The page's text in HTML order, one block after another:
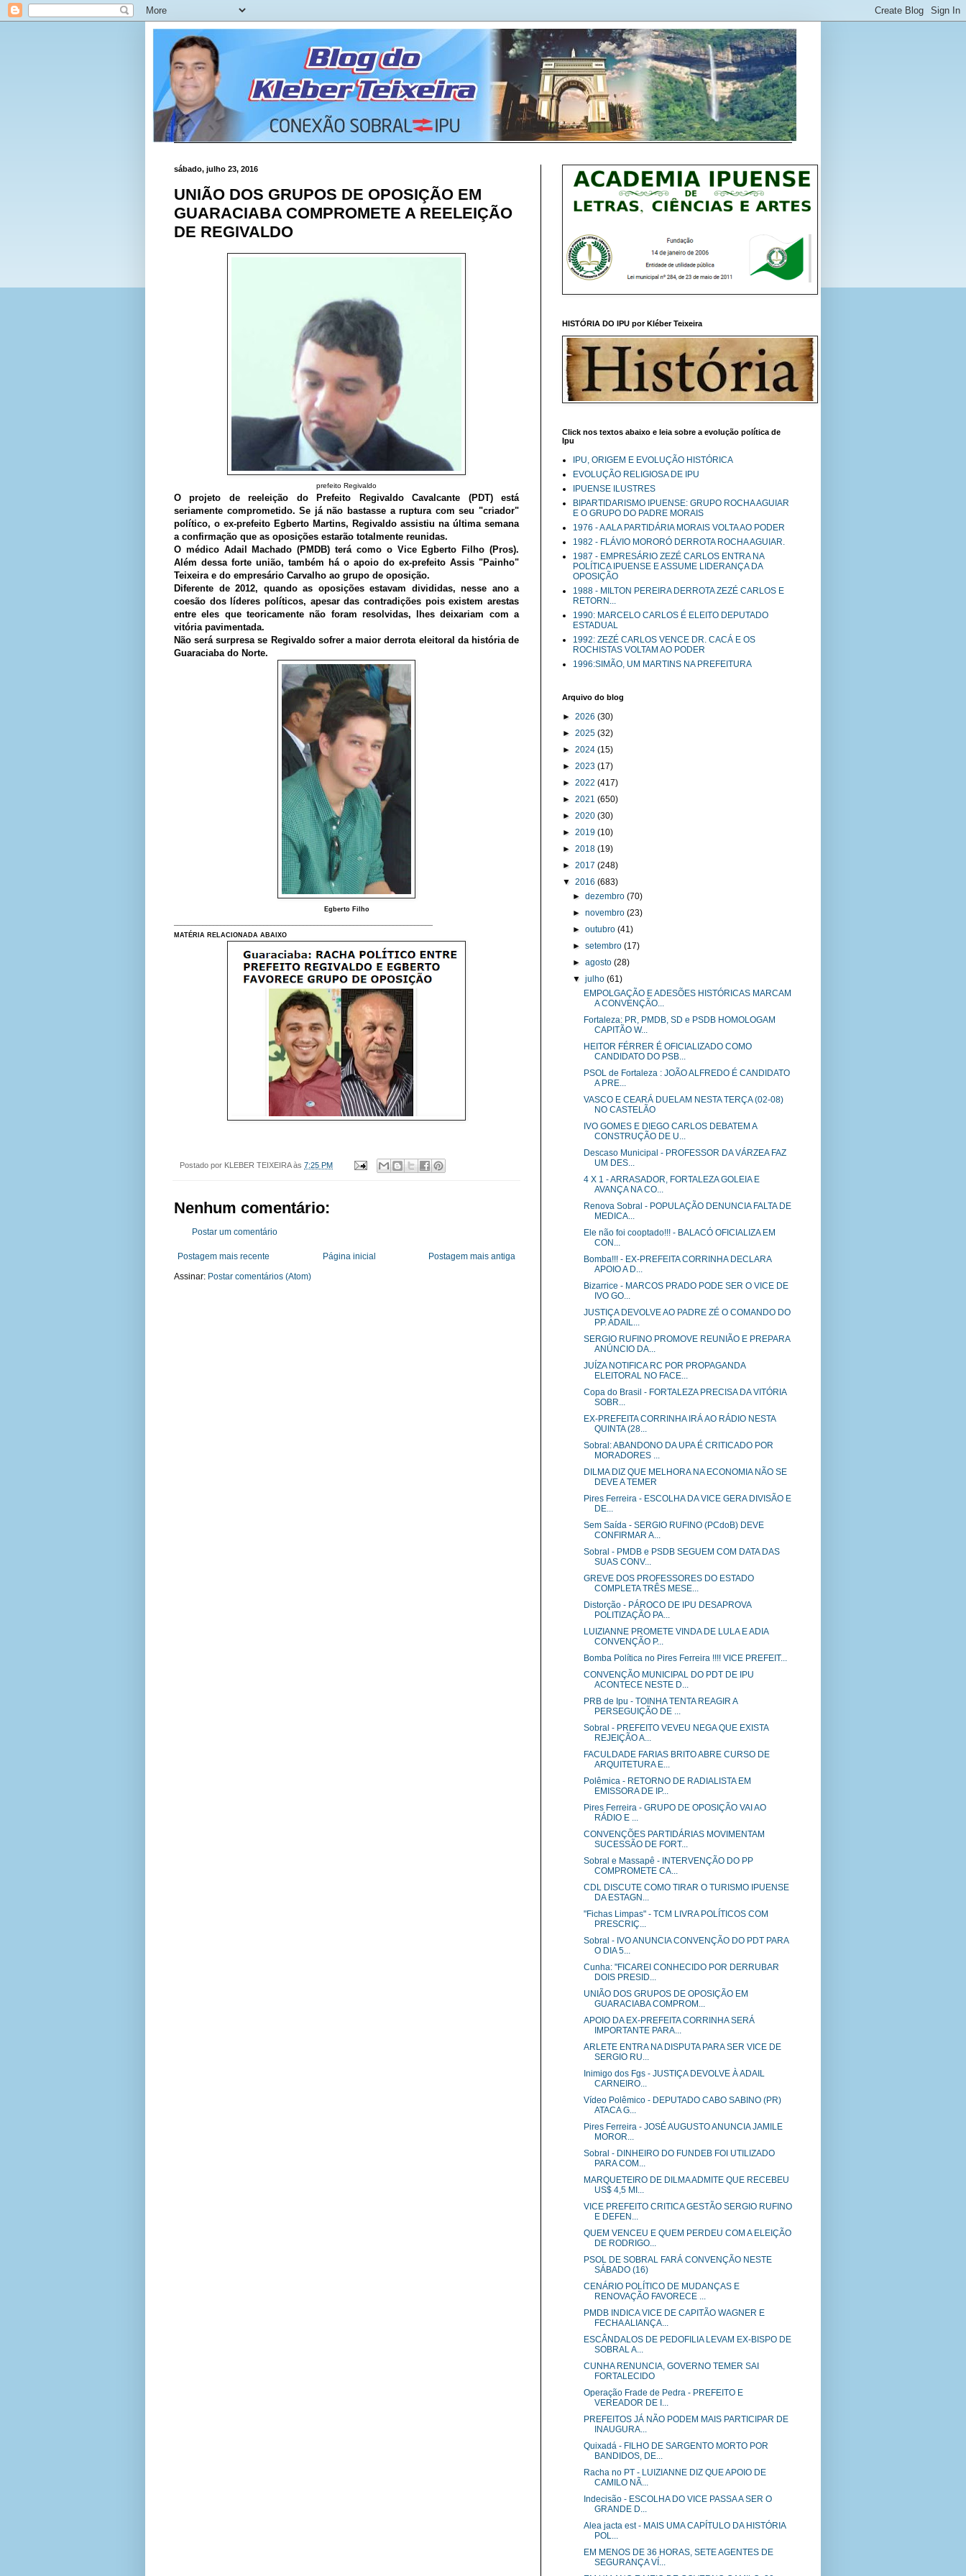
sábado, julho 23, 2016
UNIÃO DOS GRUPOS DE OPOSIÇÃO EM
GUARACIABA COMPROMETE A REELEIÇÃO
DE REGIVALDO
prefeito Regivaldo
O projeto de reeleição do Prefeito Regivaldo Cavalcante (PDT) está
seriamente comprometido. Se já não bastasse a ruptura com seu "criador"
político, o ex-prefeito Egberto Martins, Regivaldo assistiu na última semana
a confirmação que as oposições estarão totalmente reunidas.
O médico Adail Machado(PMDB) terá como o Vice Egberto Filho(Pros).
Além dessa forte união, também há o apoio do ex-prefeito Assis "Painho"
Teixeira e do empresário Carvalho ao grupo de oposição.
Diferente de 2012, quando as oposições estavam divididas, nesse ano a
coesão dos líderes políticos, apesar das contradições pois existem arestas
entre eles que teoricamente não foram resolvidas, lhes deixariam com a
vitória pavimentada.
Não será surpresa se Regivaldo sofrer a maior derrota eleitoral da história de
Guaraciaba do Norte.
Egberto Filho
MATÉRIA RELACIONADA ABAIXO
Postado por KLEBER TEIXEIRA às 7:25 PM
Nenhum comentário:
Postar um comentário
Postagem mais recente Postagem mais antiga
Página inicial
Assinar: Postar comentários (Atom)
HISTÓRIA DO IPU por Kléber Teixeira
Click nos textos abaixo e leia sobre a evolução política de
Ipu
IPU, ORIGEM E EVOLUÇÃO HISTÓRICA
EVOLUÇÃO RELIGIOSA DE IPU
IPUENSE ILUSTRES
BIPARTIDARISMO IPUENSE: GRUPO ROCHA AGUIAR
E O GRUPO DO PADRE MORAIS
1976 - A ALA PARTIDÁRIA MORAIS VOLTA AO PODER
1982 - FLÁVIO MORORÓ DERROTA ROCHA AGUIAR.
1987 - EMPRESÁRIO ZEZÉ CARLOS ENTRA NA
POLÍTICA IPUENSE E ASSUME LIDERANÇA DA
OPOSIÇÃO
1988 - MILTON PEREIRA DERROTA ZEZÉ CARLOS E
RETORN...
1990: MARCELO CARLOS É ELEITO DEPUTADO
ESTADUAL
1992: ZEZÉ CARLOS VENCE DR. CACÁ E OS
ROCHISTAS VOLTAM AO PODER
1996:SIMÃO, UM MARTINS NA PREFEITURA
Arquivo do blog
► 2026 (30)
► 2025 (32)
► 2024 (15)
► 2023 (17)
► 2022 (417)
► 2021 (650)
► 2020 (30)
► 2019 (10)
► 2018 (19)
► 2017 (248)
▼ 2016 (683)
►dezembro(70)
►novembro(23)
►outubro(41)
►setembro(17)
►agosto(28)
▼julho(61)
EMPOLGAÇÃO E ADESÕES HISTÓRICAS MARCAM
A CONVENÇÃO...
Fortaleza: PR, PMDB, SD e PSDB HOMOLOGAM
CAPITÃO W...
HEITOR FÉRRER É OFICIALIZADO COMO
CANDIDATO DO PSB...
PSOL de Fortaleza : JOÃO ALFREDO É CANDIDATO
A PRE...
VASCO E CEARÁ DUELAM NESTA TERÇA (02-08)
NO CASTELÃO
IVO GOMES E DIEGO CARLOS DEBATEM A
CONSTRUÇÃO DE U...
Descaso Municipal - PROFESSOR DA VÁRZEA FAZ
UM DES...
4 X 1 - ARRASADOR, FORTALEZA GOLEIA E
AVANÇA NA CO...
Renova Sobral - POPULAÇÃO DENUNCIA FALTA DE
MEDICA...
Ele não foi cooptado!!! - BALACÓ OFICIALIZA EM
CON...
Bomba!!! - EX-PREFEITA CORRINHA DECLARA
APOIO A D...
Bizarrice - MARCOS PRADO PODE SER O VICE DE
IVO GO...
JUSTIÇA DEVOLVE AO PADRE ZÉ O COMANDO DO
PP. ADAIL...
SERGIO RUFINO PROMOVE REUNIÃO E PREPARA
ANÚNCIO DA...
JUÍZA NOTIFICA RC POR PROPAGANDA
ELEITORAL NO FACE...
Copa do Brasil - FORTALEZA PRECISA DA VITÓRIA
SOBR...
EX-PREFEITA CORRINHA IRÁ AO RÁDIO NESTA
QUINTA (28...
Sobral: ABANDONO DA UPA É CRITICADO POR
MORADORES ...
DILMA DIZ QUE MELHORA NA ECONOMIA NÃO SE
DEVE A TEMER
Pires Ferreira - ESCOLHA DA VICE GERA DIVISÃO E
DE...
Sem Saída - SERGIO RUFINO (PCdoB) DEVE
CONFIRMAR A...
Sobral - PMDB e PSDB SEGUEM COM DATA DAS
SUAS CONV...
GREVE DOS PROFESSORES DO ESTADO
COMPLETA TRÊS MESE...
Distorção - PÁROCO DE IPU DESAPROVA
POLITIZAÇÃO PA...
LUIZIANNE PROMETE VINDA DE LULA E ADIA
CONVENÇÃO P...
Bomba Política no Pires Ferreira !!!! VICE PREFEIT...
CONVENÇÃO MUNICIPAL DO PDT DE IPU
ACONTECE NESTE D...
PRB de Ipu - TOINHA TENTA REAGIR A
PERSEGUIÇÃO DE ...
Sobral - PREFEITO VEVEU NEGA QUE EXISTA
REJEIÇÃO A...
FACULDADE FARIAS BRITO ABRE CURSO DE
ARQUITETURA E...
Polêmica - RETORNO DE RADIALISTA EM
EMISSORA DE IP...
Pires Ferreira - GRUPO DE OPOSIÇÃO VAI AO
RÁDIO E ...
CONVENÇÕES PARTIDÁRIAS MOVIMENTAM
SUCESSÃO DE FORT...
Sobral e Massapê - INTERVENÇÃO DO PP
COMPROMETE CA...
CDL DISCUTE COMO TIRAR O TURISMO IPUENSE
DA ESTAGN...
"Fichas Limpas" - TCM LIVRA POLÍTICOS COM
PRESCRIÇ...
Sobral - IVO ANUNCIA CONVENÇÃO DO PDT PARA
O DIA 5...
Cunha: "FICAREI CONHECIDO POR DERRUBAR
DOIS PRESID...
UNIÃO DOS GRUPOS DE OPOSIÇÃO EM
GUARACIABA COMPROM...
APOIO DA EX-PREFEITA CORRINHA SERÁ
IMPORTANTE PARA...
ARLETE ENTRA NA DISPUTA PARA SER VICE DE
SERGIO RU...
Inimigo dos Fgs - JUSTIÇA DEVOLVE À ADAIL
CARNEIRO...
Vídeo Polêmico - DEPUTADO CABO SABINO (PR)
ATACA G...
Pires Ferreira - JOSÉ AUGUSTO ANUNCIA JAMILE
MOROR...
Sobral - DINHEIRO DO FUNDEB FOI UTILIZADO
PARA COM...
MARQUETEIRO DE DILMA ADMITE QUE RECEBEU
US$ 4,5 MI...
VICE PREFEITO CRITICA GESTÃO SERGIO RUFINO
E DEFEN...
QUEM VENCEU E QUEM PERDEU COM A ELEIÇÃO
DE RODRIGO...
PSOL DE SOBRAL FARÁ CONVENÇÃO NESTE
SÁBADO (16)
CENÁRIO POLÍTICO DE MUDANÇAS E
RENOVAÇÃO FAVORECE ...
PMDB INDICA VICE DE CAPITÃO WAGNER E
FECHA ALIANÇA...
ESCÂNDALOS DE PEDOFILIA LEVAM EX-BISPO DE
SOBRAL A...
CUNHA RENUNCIA, GOVERNO TEMER SAI
FORTALECIDO
Operação Frade de Pedra - PREFEITO E
VEREADOR DE I...
PREFEITOS JÁ NÃO PODEM MAIS PARTICIPAR DE
INAUGURA...
Quixadá - FILHO DE SARGENTO MORTO POR
BANDIDOS, DE...
Racha no PT - LUIZIANNE DIZ QUE APOIO DE
CAMILO NÃ...
Indecisão - ESCOLHA DO VICE PASSA A SER O
GRANDE D...
Alea jacta est - MAIS UMA CAPÍTULO DA HISTÓRIA
POL...
EM MENOS DE 36 HORAS, SETE AGENTES DE
SEGURANÇA VÍ...